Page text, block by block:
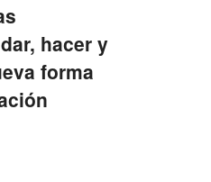
hacer y
forma